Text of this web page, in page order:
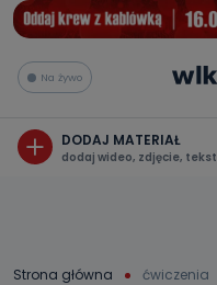
Na żywo
DODAJ MATERIAŁ
dodaj wideo, zdjęcie, tekst
Strona główna ćwiczenia